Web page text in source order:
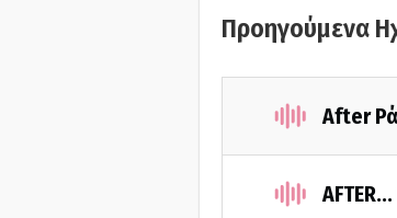
Προηγούμενα
After